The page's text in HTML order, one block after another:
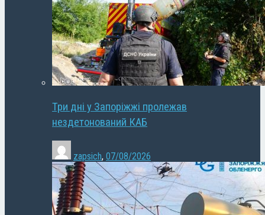
Три дні у Запоріжжі пролежав
нездетонований КАБ
zapsich, 07/08/2026